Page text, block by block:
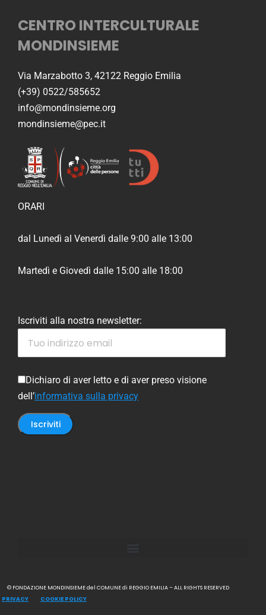
CENTRO INTERCULTURALE
MONDINSIEME
Via Marzabotto 3, 42122 Reggio Emilia
(+39) 0522/585652
info@mondinsieme.org
mondinsieme@pec.it
ORARI
dal Lunedì al Venerdì dalle 9:00 alle 13:00
Martedì e Giovedì dalle 15:00 alle 18:00
Iscriviti alla nostra newsletter:
Dichiaro di aver letto e di aver preso visione
dell’informativa sulla privacy
© FONDAZIONE MONDINSIEME del COMUNE di REGGIO EMILIA – ALL RIGHTS RESERVED
PRIVACY
COOKIE POLICY